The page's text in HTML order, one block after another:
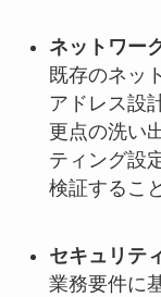
ネットワー
既存のネッ
アドレス設
更点の洗い
ティング設
検証するこ
セキュリテ
業務要件に